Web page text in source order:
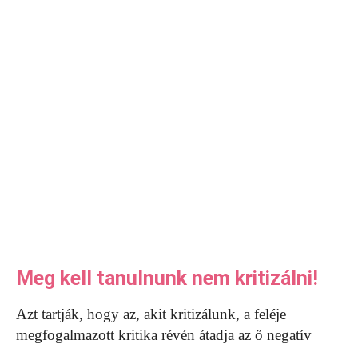
Meg kell tanulnunk nem kritizálni!
Azt tartják, hogy az, akit kritizálunk, a feléje
megfogalmazott kritika révén átadja az ő negatív